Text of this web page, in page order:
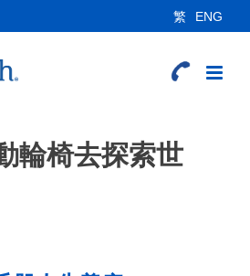
繁 ENG
輪椅去探索世